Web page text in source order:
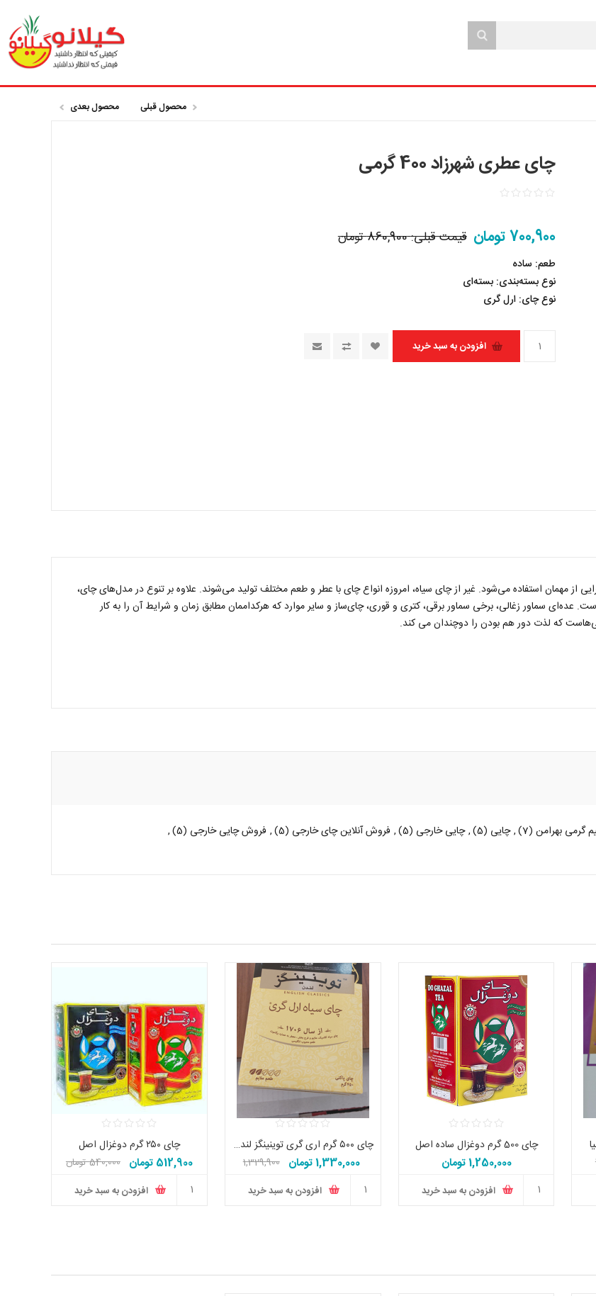
محصول قبلی محصول بعدی
چای عطری شهرزاد 400 گرمی
700,900 تومان قیمت قبلی:860,900 تومان
طعم: ساده
نوع بسته‌بندی: بسته‌ای
نوع چای: ارل گری
از مهمان استفاده می‌شود. غیر از چای سیاه، امروزه انواع چای با عطر و طعم مختلف تولید می‌شوند. علاوه بر تنوع در مدل‌های چای،
سماور زغالی، برخی سماور برقی، کتری و قوری، چای‌ساز و سایر موارد که هرکداممان مطابق زمان و شرایط آن را به کار
که لذت دور هم بودن را دوچندان می کند.
گرمی بهرامن (7)
, چایی (5)
, چایی خارجی (5)
, فروش آنلاین چای خارجی (5)
, فروش چایی خارجی (5)
,
چای 500 گرم دوغزال ساده اصل
1,250,000 تومان
افزودن به سبد خرید
چای ۵۰۰ گرم اری گری توینینگز لندن اصل
1,330,000 تومان
1,329,900
افزودن به سبد خرید
چای ۲۵۰ گرم دوغزال اصل
512,900 تومان
540,000 تومان
افزودن به سبد خرید